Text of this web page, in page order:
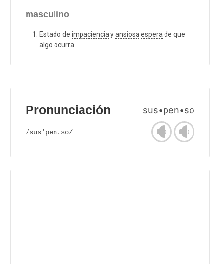
masculino
Estado de impaciencia yansiosa espera de que
algo ocurra.
Pronunciación sus•pen•so
/sus'pen.so/